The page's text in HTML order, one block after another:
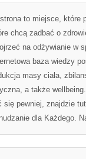
to miejsce, które
chcą zadbać o
na odżywianie w
baza wiedzy
masy ciała,
a także
pewniej, znajdzie
dla Każdego.